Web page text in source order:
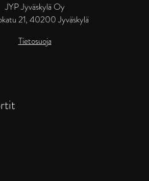
JYP Jyväskylä Oy
21, 40200 Jyväskylä
Tietosuoja